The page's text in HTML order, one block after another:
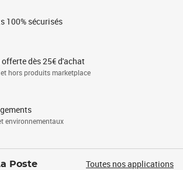
100% sécurisés
dès 25€ d'achat
hors produits marketplace
environnementaux
Poste Toutes nos applications